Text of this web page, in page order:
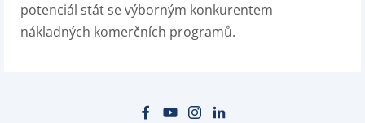
potenciál stát se výborným konkurentem
nákladných komerčních programů.